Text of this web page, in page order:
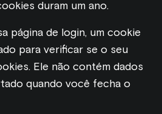
duram um ano.
página de login, um cookie
para verificar se o seu
Ele não contém dados
quando você fecha o